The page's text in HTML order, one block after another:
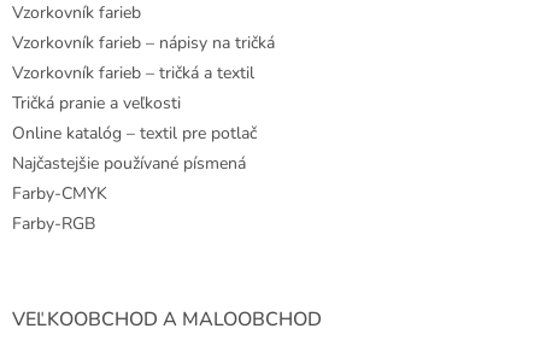
Vzorkovník farieb
Vzorkovník farieb – nápisy na tričká
Vzorkovník farieb – tričká a textil
Tričká pranie a veľkosti
Online katalóg – textil pre potlač
Najčastejšie používané písmená
Farby-CMYK
Farby-RGB
VEĽKOOBCHOD A MALOOBCHOD